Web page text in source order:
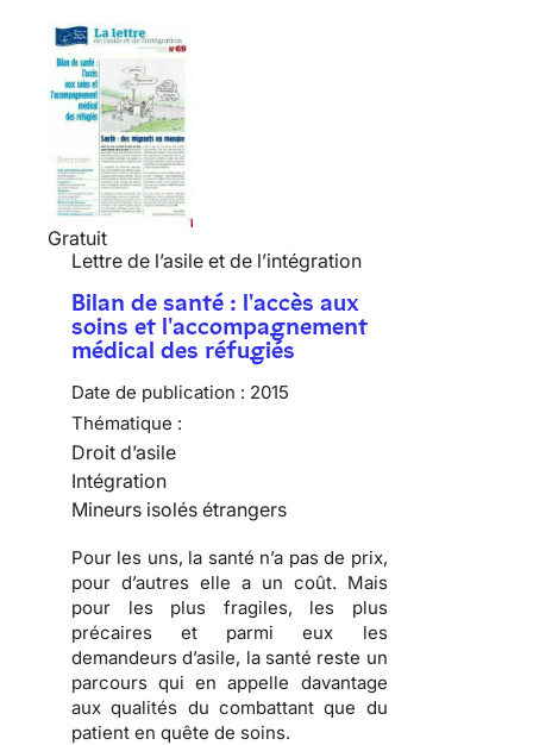
Gratuit
Lettre de l’asile et de l’intégration
Bilan de santé : l'accès aux
soins et l'accompagnement
médical des réfugiés
Date de publication : 2015
Thématique :
Droit d’asile
Intégration
Mineurs isolés étrangers
Pour les uns, la santé n’a pas de prix,
pour d’autres elle a un coût. Mais
pour les plus fragiles, les plus
précaires et parmi eux les
demandeurs d’asile, la santé reste un
parcours qui en appelle davantage
aux qualités du combattant que du
patient en quête de soins.